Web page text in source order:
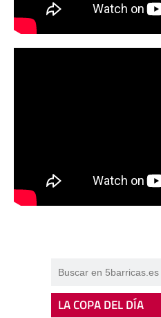
LA COPA DEL DÍA